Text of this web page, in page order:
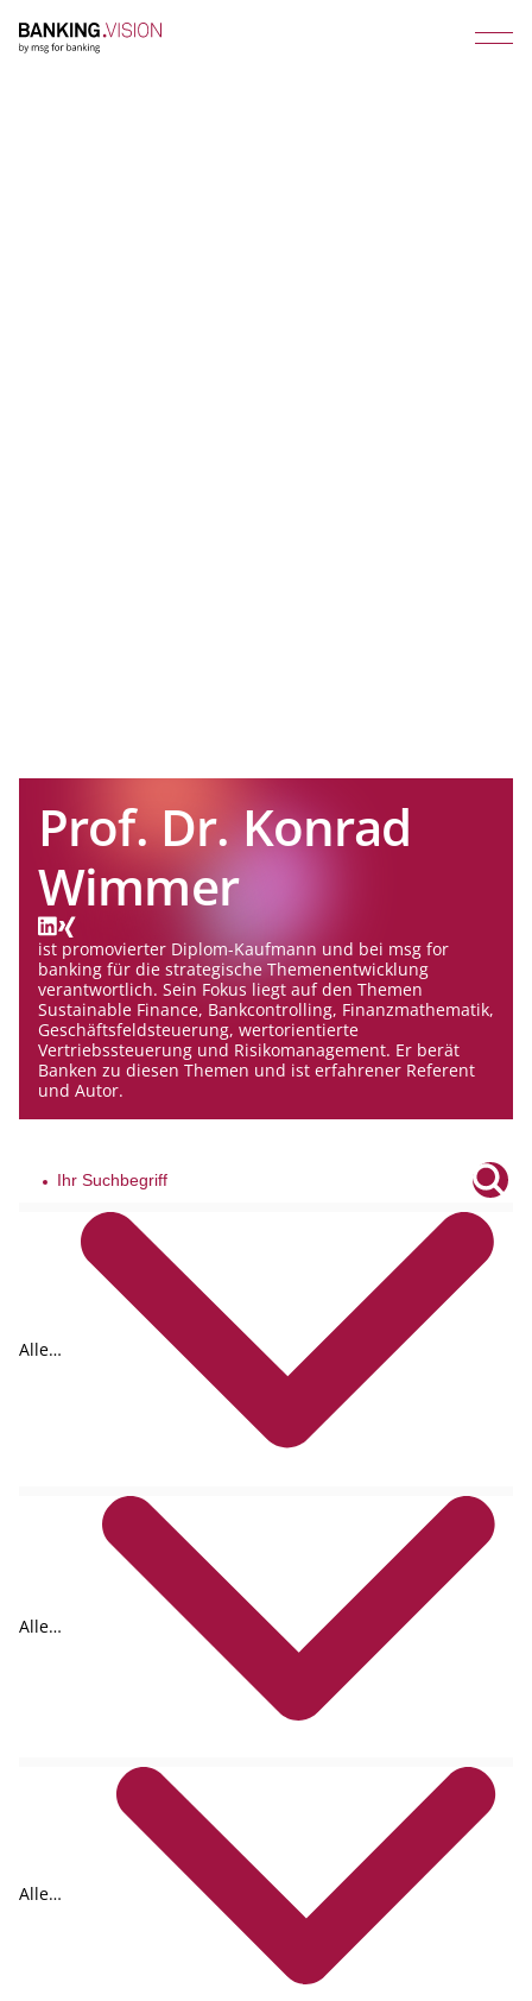
Prof. Dr. Konrad
Wimmer
ist promovierter Diplom-Kaufmann und bei msg for
banking für die strategische Themenentwicklung
verantwortlich. Sein Fokus liegt auf den Themen
Sustainable Finance, Bankcontrolling, Finanzmathematik,
Geschäftsfeldsteuerung, wertorientierte
Vertriebssteuerung und Risikomanagement. Er berät
Banken zu diesen Themen und ist erfahrener Referent
und Autor.
Alle
Alle
Alle